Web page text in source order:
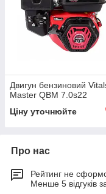
Двигун бензиновий
Master QBM 7.0s22
Ціну уточнюйте
Про нас
Рейтинг не
Менше 5 відгуків